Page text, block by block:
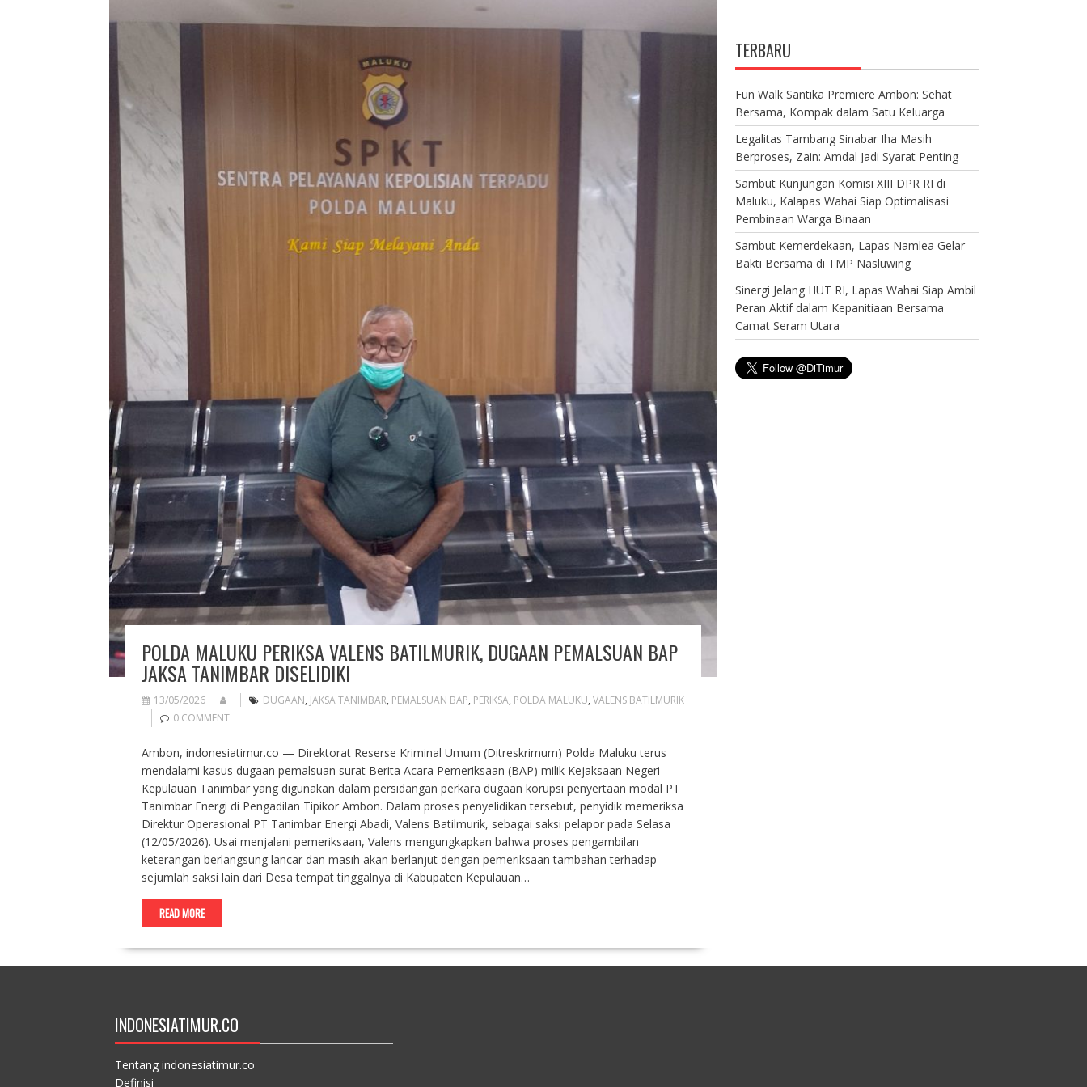
POLDA MALUKU PERIKSA VALENS BATILMURIK, DUGAAN PEMALSUAN BAP
JAKSA TANIMBAR DISELIDIKI
13/05/2026 DUGAAN, JAKSA TANIMBAR, PEMALSUAN BAP, PERIKSA, POLDA MALUKU, VALENS BATILMURIK
0 COMMENT
Ambon, indonesiatimur.co — Direktorat Reserse Kriminal Umum (Ditreskrimum) Polda Maluku terus
mendalami kasus dugaan pemalsuan surat Berita Acara Pemeriksaan (BAP) milik Kejaksaan Negeri
Kepulauan Tanimbar yang digunakan dalam persidangan perkara dugaan korupsi penyertaan modal PT
Tanimbar Energi di Pengadilan Tipikor Ambon. Dalam proses penyelidikan tersebut, penyidik memeriksa
Direktur Operasional PT Tanimbar Energi Abadi, Valens Batilmurik, sebagai saksi pelapor pada Selasa
(12/05/2026). Usai menjalani pemeriksaan, Valens mengungkapkan bahwa proses pengambilan
keterangan berlangsung lancar dan masih akan berlanjut dengan pemeriksaan tambahan terhadap
sejumlah saksi lain dari Desa tempat tinggalnya di Kabupaten Kepulauan…
READ MORE
TERBARU
Fun Walk Santika Premiere Ambon: Sehat
Bersama, Kompak dalam Satu Keluarga
Legalitas Tambang Sinabar Iha Masih
Berproses, Zain: Amdal Jadi Syarat Penting
Sambut Kunjungan Komisi XIII DPR RI di
Maluku, Kalapas Wahai Siap Optimalisasi
Pembinaan Warga Binaan
Sambut Kemerdekaan, Lapas Namlea Gelar
Bakti Bersama di TMP Nasluwing
Sinergi Jelang HUT RI, Lapas Wahai Siap Ambil
Peran Aktif dalam Kepanitiaan Bersama
Camat Seram Utara
INDONESIATIMUR.CO
Tentang indonesiatimur.co
Definisi